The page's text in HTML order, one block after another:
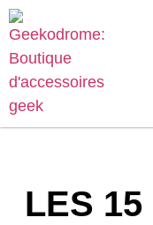
LES